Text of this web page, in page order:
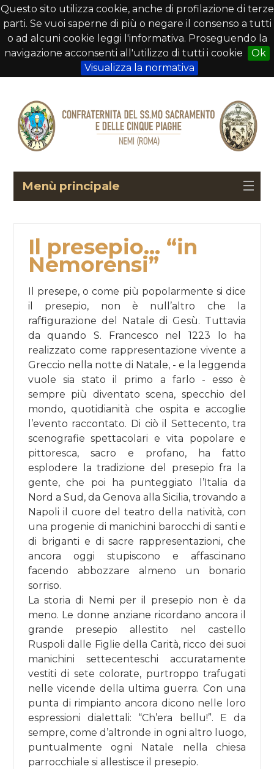
Questo sito utilizza cookie, anche di profilazione di terze
parti. Se vuoi saperne di più o negare il consenso a tutti
o ad alcuni cookie leggi l'informativa. Proseguendo la
navigazione acconsenti all'utilizzo di tutti i cookie
Ok
Visualizza la normativa
Menù principale
Il presepio… “in
Nemorensi”
Il presepe, o come più popolarmente si dice
il presepio, non è null’altro che la
raffigurazione del Natale di Gesù. Tuttavia
da quando S. Francesco nel 1223 lo ha
realizzato come rappresentazione vivente a
Greccio nella notte di Natale, - e la leggenda
vuole sia stato il primo a farlo - esso è
sempre più diventato scena, specchio del
mondo, quotidianità che ospita e accoglie
l’evento raccontato. Di ciò il Settecento, tra
scenografie spettacolari e vita popolare e
pittoresca, sacro e profano, ha fatto
esplodere la tradizione del presepio fra la
gente, che poi ha punteggiato l’Italia da
Nord a Sud, da Genova alla Sicilia, trovando a
Napoli il cuore del teatro della natività, con
una progenie di manichini barocchi di santi e
di briganti e di sacre rappresentazioni, che
ancora oggi stupiscono e affascinano
facendo abbozzare almeno un bonario
sorriso.
La storia di Nemi per il presepio non è da
meno. Le donne anziane ricordano ancora il
grande presepio allestito nel castello
Ruspoli dalle Figlie della Carità, ricco dei suoi
manichini settecenteschi accuratamente
vestiti di sete colorate, purtroppo trafugati
nelle vicende della ultima guerra. Con una
punta di rimpianto ancora dicono nelle loro
espressioni dialettali: “Ch’era bellu!”. E da
sempre, come d’altronde in ogni altro luogo,
puntualmente ogni Natale nella chiesa
parrocchiale si allestisce il presepio.